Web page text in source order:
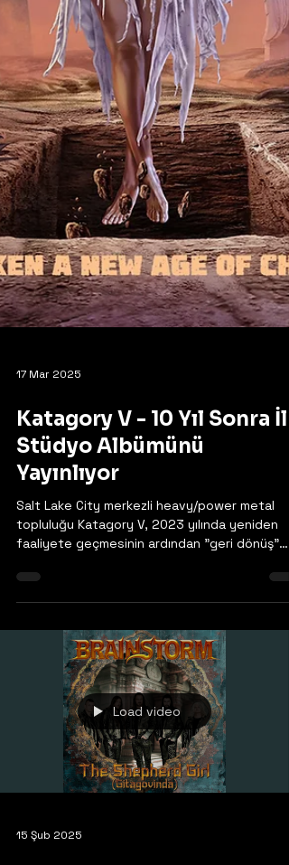
17 Mar 2025
Katagory V - 10 Yıl Sonra İlk
Stüdyo Albümünü
Yayınlıyor
Salt Lake City merkezli heavy/power metal
faaliyete geçmesinin ardından "geri dönüş"
albümünün...